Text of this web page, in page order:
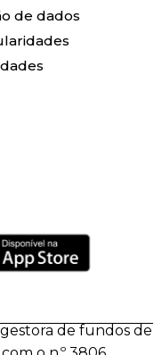
de dados
de fundos de